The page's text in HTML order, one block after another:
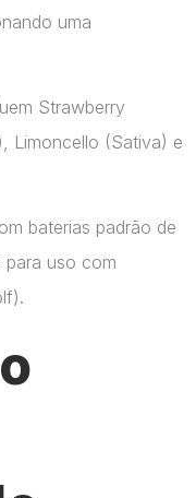
uma
Strawberry
Limoncello (Sativa) e
baterias padrão de
para uso com